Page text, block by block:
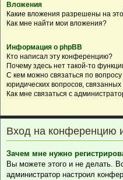
Вложения
Какие вложения разрешены на
Как мне найти мои вложения?
Информация о phpBB
Кто написал эту конференцию?
Почему здесь нет такой-то
С кем можно связаться по
юридических вопросов,
Как мне связаться с
Вход на конференцию
Зачем мне нужно
Вы можете этого и не делать.
администратор настроил